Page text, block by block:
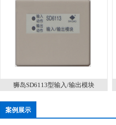
狮岛SD6113型输入/输出模块
案例展示